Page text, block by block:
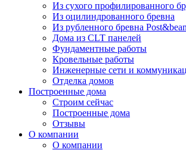
Из сухого профилированного
Из оцилиндрованного бревна
Из рубленного бревна
Дома из CLT панелей
Фундаментные работы
Кровельные работы
Инженерные сети и
Отделка домов
Построенные дома
Строим сейчас
Построенные дома
Отзывы
О компании
О компании